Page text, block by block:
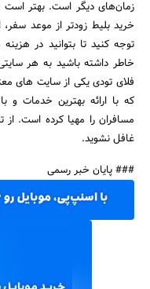
زمان‌های دیگر است. بهتر است
خرید بلیط زودتر از موعد
توجه کنید تا بتوانید در
خاطر داشته باشید به هر
فلای تودی یکی از سایت های
که با ارائه بهترین خدمات و
مسافران را مهیا کرده است.
غافل نشوید.
### پایان خبر رسمی